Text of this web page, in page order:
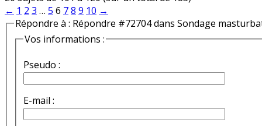
← 1 2 3 … 5 6 78 9 10 →
Répondre à : Répondre #72704 dans Sondage
Vos informations :
Pseudo :
E-mail :